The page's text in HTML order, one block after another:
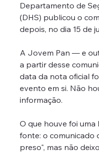
Departamento de
(DHS) publicou o
depois, no dia 15 de
A Jovem Pan — e
a partir desse
data da nota oficial
evento em si. Não
informação.
O que houve foi uma
fonte: o comunicado
preso", mas não